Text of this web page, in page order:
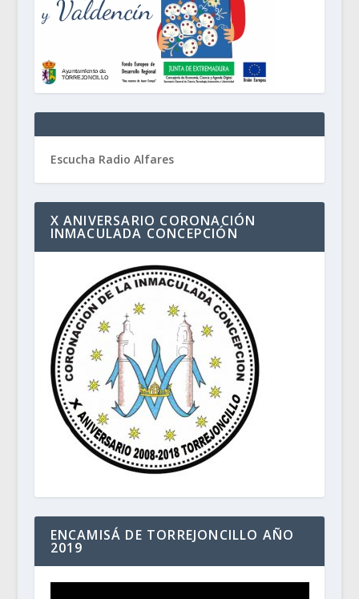
Escucha Radio Alfares
X ANIVERSARIO CORONACIÓN
INMACULADA CONCEPCIÓN
ENCAMISÁ DE TORREJONCILLO AÑO
2019